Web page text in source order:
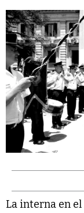
La interna en el